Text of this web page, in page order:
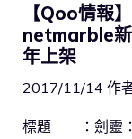
【Qoo情報
netmarble新
年上架
2017/11/14 作
標題 ：劍靈